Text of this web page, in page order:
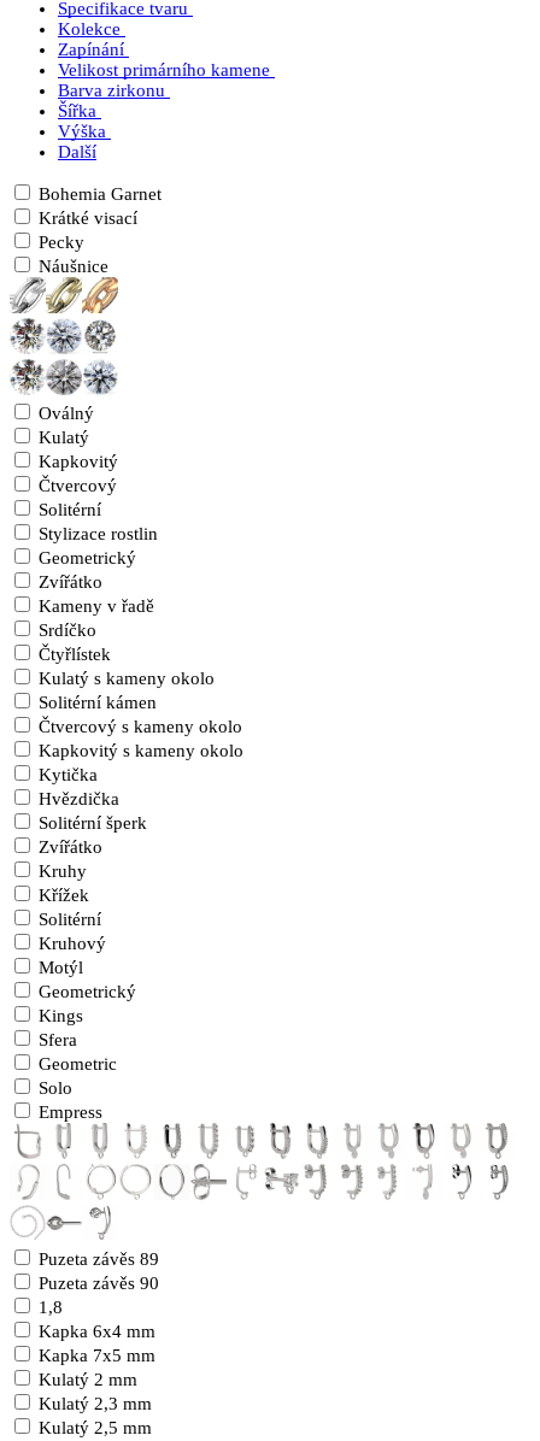
Specifikace tvaru
Kolekce
Zapínání
Velikost primárního kamene
Barva zirkonu
Šířka
Výška
Další
Bohemia Garnet
Krátké visací
Pecky
Náušnice
Oválný
Kulatý
Kapkovitý
Čtvercový
Solitérní
Stylizace rostlin
Geometrický
Zvířátko
Kameny v řadě
Srdíčko
Čtyřlístek
Kulatý s kameny okolo
Solitérní kámen
Čtvercový s kameny okolo
Kapkovitý s kameny okolo
Kytička
Hvězdička
Solitérní šperk
Zvířátko
Kruhy
Křížek
Solitérní
Kruhový
Motýl
Geometrický
Kings
Sfera
Geometric
Solo
Empress
Puzeta závěs 89
Puzeta závěs 90
1,8
Kapka 6x4 mm
Kapka 7x5 mm
Kulatý 2 mm
Kulatý 2,3 mm
Kulatý 2,5 mm